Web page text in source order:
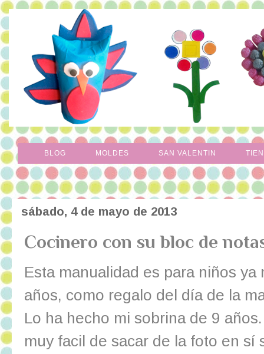
BLOG MOLDES SAN VALENTIN
sábado, 4 de mayo de 2013
Cocinero con su bloc de
Esta manualidad es para niños
años, como regalo del día de la
Lo ha hecho mi sobrina de 9
muy facil de sacar de la foto en sí